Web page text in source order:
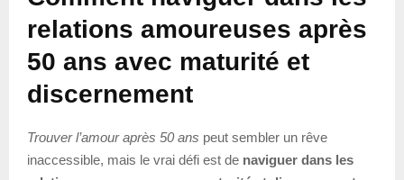
relations amoureuses après
50 ans avec maturité et
discernement
Trouver l’amour après 50 ans peut sembler un rêve
inaccessible, mais le vrai défi est de naviguer dans les